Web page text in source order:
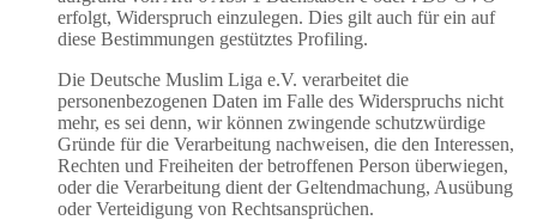
erfolgt, Widerspruch einzulegen. Dies gilt auch für ein auf
diese Bestimmungen gestütztes Profiling.
Die Deutsche Muslim Liga e.V. verarbeitet die
personenbezogenen Daten im Falle des Widerspruchs nicht
mehr, es sei denn, wir können zwingende schutzwürdige
Gründe für die Verarbeitung nachweisen, die den Interessen,
Rechten und Freiheiten der betroffenen Person überwiegen,
oder die Verarbeitung dient der Geltendmachung, Ausübung
oder Verteidigung von Rechtsansprüchen.